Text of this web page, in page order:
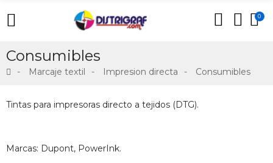
0
Consumibles
Marcaje textil Impresion directa Consumibles
Tintas para impresoras directo a tejidos (DTG).
Marcas: Dupont, PowerInk.